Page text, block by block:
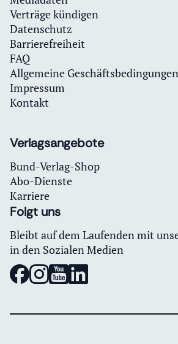
Verträge kündigen
Datenschutz
Barrierefreiheit
FAQ
Allgemeine Geschäftsbedingungen
Impressum
Kontakt
Verlagsangebote
Bund-Verlag-Shop
Abo-Dienste
Karriere
Folgt uns
Bleibt auf dem Laufenden mit
in den Sozialen Medien